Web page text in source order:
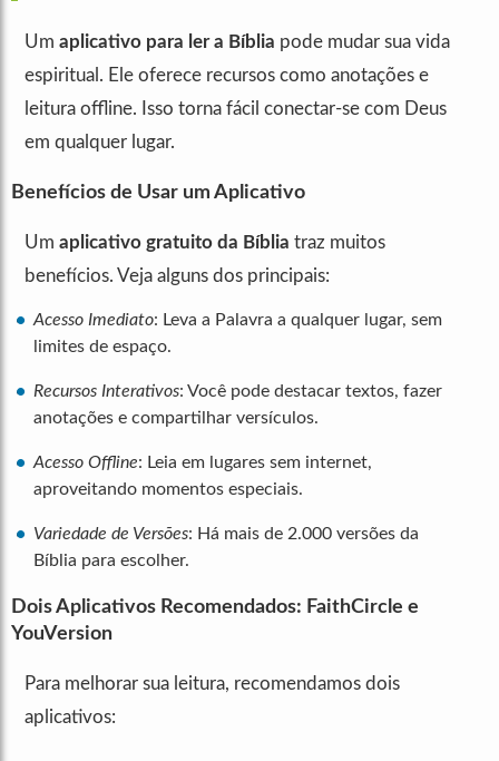
Um aplicativo para ler a Bíblia pode mudar sua vida
espiritual. Ele oferece recursos como anotações e
leitura offline. Isso torna fácil conectar-se com Deus
em qualquer lugar.
Benefícios de Usar um Aplicativo
Um aplicativo gratuito da Bíblia traz muitos
benefícios. Veja alguns dos principais:
Acesso Imediato: Leva a Palavra a qualquer lugar, sem
limites de espaço.
Recursos Interativos: Você pode destacar textos, fazer
anotações e compartilhar versículos.
Acesso Offline: Leia em lugares sem internet,
aproveitando momentos especiais.
Variedade de Versões: Há mais de 2.000 versões da
Bíblia para escolher.
Dois Aplicativos Recomendados: FaithCircle e
YouVersion
Para melhorar sua leitura, recomendamos dois
aplicativos: